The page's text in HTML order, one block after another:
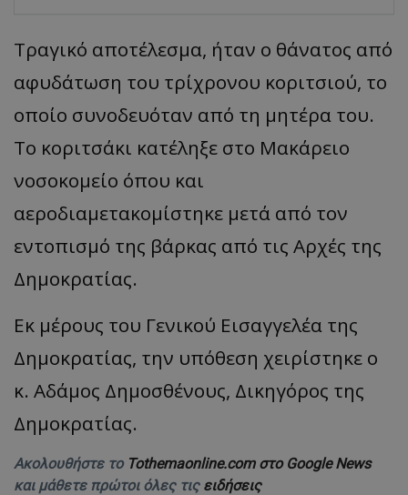
Τραγικό αποτέλεσμα, ήταν ο θάνατος από
αφυδάτωση του τρίχρονου κοριτσιού, το
οποίο συνοδευόταν από τη μητέρα του.
Το κοριτσάκι κατέληξε στο Μακάρειο
νοσοκομείο όπου και
αεροδιαμετακομίστηκε μετά από τον
εντοπισμό της βάρκας από τις Αρχές της
Δημοκρατίας.
Εκ μέρους του Γενικού Εισαγγελέα της
Δημοκρατίας, την υπόθεση χειρίστηκε ο
κ. Αδάμος Δημοσθένους, Δικηγόρος της
Δημοκρατίας.
Ακολουθήστε το Tothemaonline.com στο Google News
και μάθετε πρώτοι όλες τις ειδήσεις